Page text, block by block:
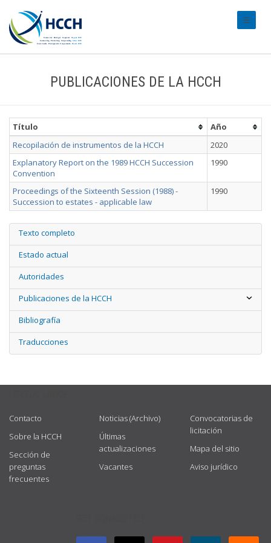
PUBLICACIONES DE LA HCCH
Título
Año
Recopilación de instrumentos de la HCCH
2020
Explanatory Report on the 1989 HCCH Succession
Convention
1990
Proceedings of the Sixteenth Session (1988) -
Succession to estates - applicable law
1990
Texto completo
Estado actual
Autoridades
Publicaciones de la HCCH
Bibliografía
Traducciones
Contacto
Sobre la HCCH
Sección de
preguntas
frecuentes
Noticias (Archivo)
Últimas
actualizaciones
Vacantes
Convocatorias de
licitación
Mapa del sitio
Aviso jurídico